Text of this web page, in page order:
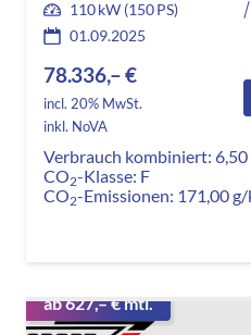
110 kW (150 PS)
01.09.2025
78.336,– €
incl. 20% MwSt.
inkl. NoVA
Verbrauch kombiniert:
CO2-Klasse: F
CO2-Emissionen: 171,00
ab 627,– € mtl.